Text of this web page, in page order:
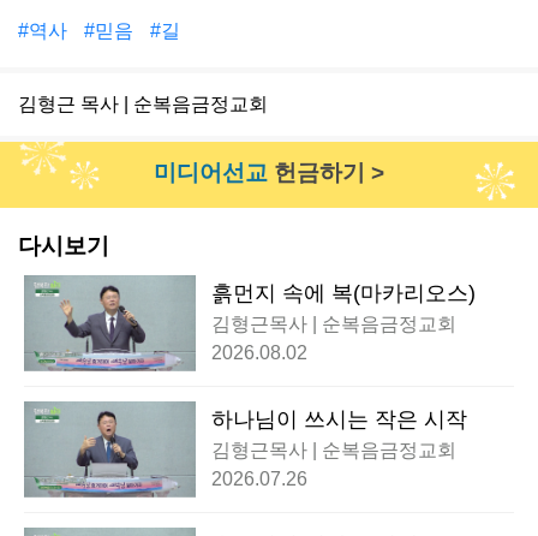
#역사 #믿음 #길
김형근 목사 | 순복음금정교회
미디어선교 헌금하기 >
다시보기
흙먼지 속에 복(마카리오스)
김형근목사 | 순복음금정교회
2026.08.02
하나님이 쓰시는 작은 시작
김형근목사 | 순복음금정교회
2026.07.26